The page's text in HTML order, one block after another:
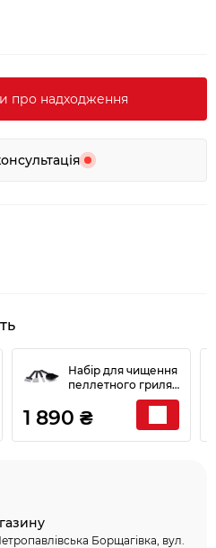
про надходження
Набір для чищення
пеллетного гриля
Broil King Pellet 4шт
1 890 ₴
Борщагівка, вул.